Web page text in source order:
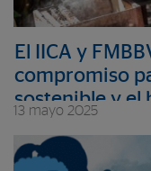
El IICA y
compromiso
sostenible y el
rurales de las
13 mayo 2025